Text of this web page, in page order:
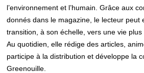
l’environnement et l’humain. Grâce aux
donnés dans le magazine, le lecteur peut
transition, à son échelle, vers une vie plus
Au quotidien, elle rédige des articles,
participe à la distribution et développe la
Greenouille.